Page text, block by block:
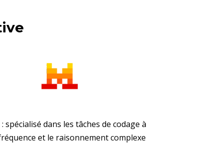
spécialisé dans les tâches de codage à
et le raisonnement complexe